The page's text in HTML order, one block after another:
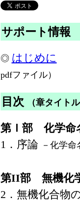
サポート情報
◎ はじめに
pdfファイル）
目次 （章タイト
第Ｉ部 化学命
1．序論 －化学
第II部 無機化
2．無機化合物